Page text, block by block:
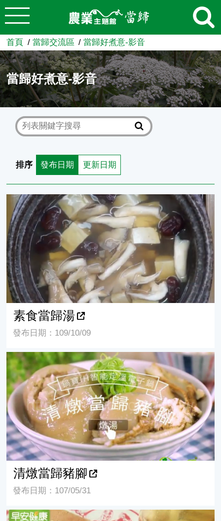
跳到主要內容
農業知識入口網
首頁 當歸交流區 當歸好煮意-影音
當歸好煮意-影音
排序 發布日期 更新日期
素食當歸湯
素食當歸湯
發布日期：109/10/09
清燉當歸豬腳
清燉當歸豬腳
發布日期：107/05/31
中醫補血第一湯